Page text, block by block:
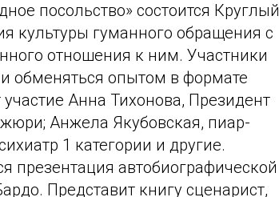
посольство» состоится Круглый
культуры гуманного обращения с
отношения к ним. Участники
обменяться опытом в формате
Анна Тихонова, Президент
Анжела Якубовская, пиар-
1 категории и другие.
презентация автобиографической
Представит книгу сценарист,